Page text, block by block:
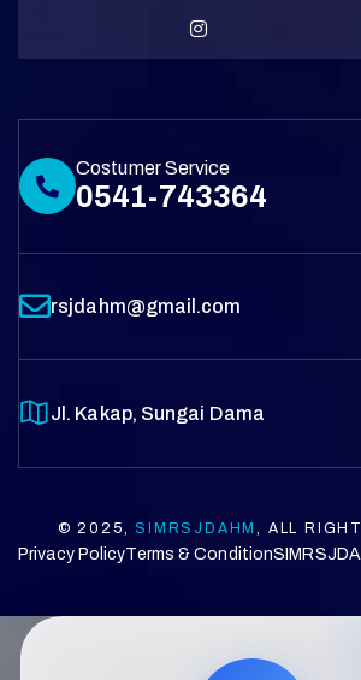
Costumer Service
0541-743364
rsjdahm@gmail.com
Jl. Kakap, Sungai Dama
© 2025, SIMRSJDAHM, ALL
Privacy PolicyTerms & Condition